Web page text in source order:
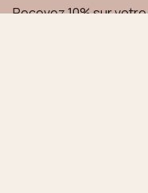
Recevez 10% sur